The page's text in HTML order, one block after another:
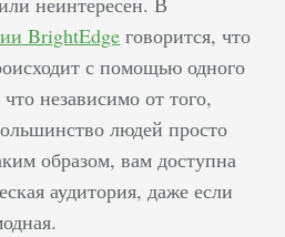
BrightEdge говорится, что
с помощью одного
независимо от того,
людей просто
образом, вам доступна
аудитория, даже если